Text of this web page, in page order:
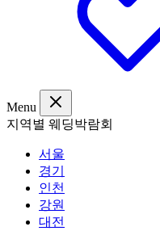
Menu
지역별 웨딩박람회
서울
경기
인천
강원
대전